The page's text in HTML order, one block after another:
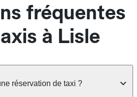
fréquentes
à Lisle
réservation de taxi ?